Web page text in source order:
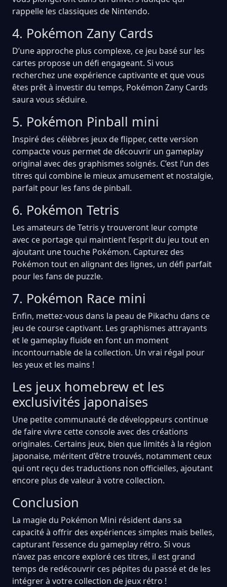
rappelle les classiques de Nintendo.
4. Pokémon Zany Cards
D’une approche plus complexe, ce jeu basé sur les
cartes propose un défi engageant. Si vous
recherchez une expérience captivante et que vous
êtes prêt à investir du temps, Pokémon Zany Cards
saura vous séduire.
5. Pokémon Pinball mini
Inspiré des célèbres jeux de flipper, cette version
compacte vous permet de découvrir un gameplay
original avec des graphismes soignés. C’est l’un des
titres qui combine le mieux amusement et nostalgie,
parfait pour les fans de pinball.
6. Pokémon Tetris
Les amateurs de Tetris y trouveront leur compte
avec ce portage qui maintient l’esprit du jeu tout en
ajoutant une touche Pokémon. Capturez des
Pokémon tout en alignant des lignes, un défi parfait
pour les fans de puzzle.
7. Pokémon Race mini
Enfin, mettez-vous dans la peau de Pikachu dans ce
jeu de course captivant. Les graphismes attrayants
et le gameplay fluide en font un moment
incontournable de la collection. Un vrai régal pour
les yeux et les mains !
Les jeux homebrew et les
exclusivités japonaises
Une petite communauté de développeurs continue
de faire vivre cette console avec des créations
originales. Certains jeux, bien que limités à la région
japonaise, méritent d’être trouvés, notamment ceux
qui ont reçu des traductions non officielles, ajoutant
encore plus de valeur à votre collection.
Conclusion
La magie du Pokémon Mini résident dans sa
capacité à offrir des expériences simples mais belles,
capturant l’essence du gameplay rétro. Si vous
n’avez pas encore exploré ces titres, il est grand
temps de redécouvrir ces pépites du passé et de les
intégrer à votre collection de jeux rétro !